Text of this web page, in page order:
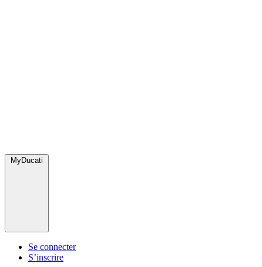
MyDucati
Se connecter
S’inscrire